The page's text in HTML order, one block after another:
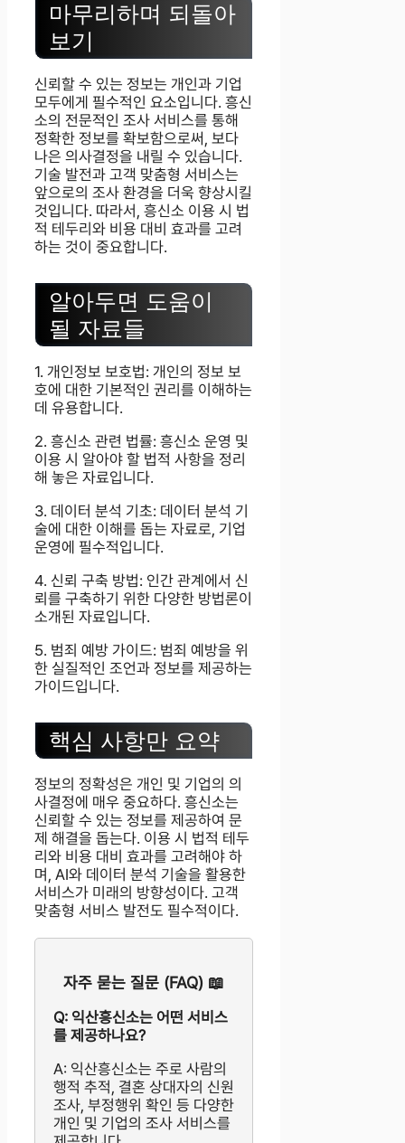
마무리하며 되돌아
보기
신뢰할 수 있는 정보는 개인과 기업
모두에게 필수적인 요소입니다. 흥신
소의 전문적인 조사 서비스를 통해
정확한 정보를 확보함으로써, 보다
나은 의사결정을 내릴 수 있습니다.
기술 발전과 고객 맞춤형 서비스는
앞으로의 조사 환경을 더욱 향상시킬
것입니다. 따라서, 흥신소 이용 시 법
적 테두리와 비용 대비 효과를 고려
하는 것이 중요합니다.
알아두면 도움이
될 자료들
1. 개인정보 보호법: 개인의 정보 보
호에 대한 기본적인 권리를 이해하는
데 유용합니다.
2. 흥신소 관련 법률: 흥신소 운영 및
이용 시 알아야 할 법적 사항을 정리
해 놓은 자료입니다.
3. 데이터 분석 기초: 데이터 분석 기
술에 대한 이해를 돕는 자료로, 기업
운영에 필수적입니다.
4. 신뢰 구축 방법: 인간 관계에서 신
뢰를 구축하기 위한 다양한 방법론이
소개된 자료입니다.
5. 범죄 예방 가이드: 범죄 예방을 위
한 실질적인 조언과 정보를 제공하는
가이드입니다.
핵심 사항만 요약
정보의 정확성은 개인 및 기업의 의
사결정에 매우 중요하다. 흥신소는
신뢰할 수 있는 정보를 제공하여 문
제 해결을 돕는다. 이용 시 법적 테두
리와 비용 대비 효과를 고려해야 하
며, AI와 데이터 분석 기술을 활용한
서비스가 미래의 방향성이다. 고객
맞춤형 서비스 발전도 필수적이다.
자주 묻는 질문 (FAQ) 📖
Q: 익산흥신소는 어떤 서비스
를 제공하나요?
A: 익산흥신소는 주로 사람의
행적 추적, 결혼 상대자의 신원
조사, 부정행위 확인 등 다양한
개인 및 기업의 조사 서비스를